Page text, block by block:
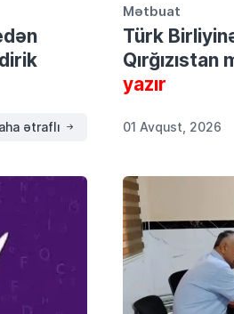
ətraflı
Mətbuat
Türk
yazır
01 Avqust, 2026